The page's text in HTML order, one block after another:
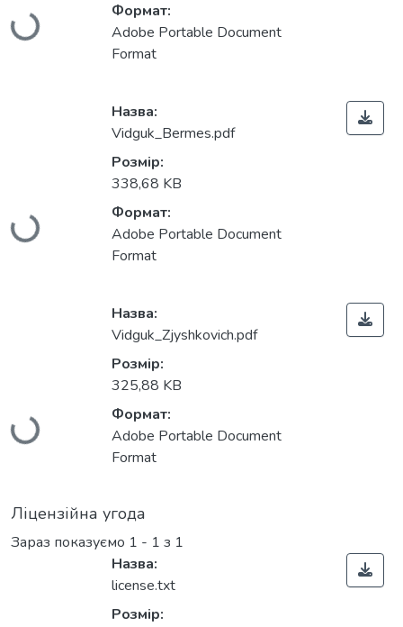
Вантажиться...
Формат:
Adobe Portable Document
Format
Вантажиться...
Назва:
Vidguk_Bermes.pdf
Розмір:
338,68 KB
Формат:
Adobe Portable Document
Format
Вантажиться...
Назва:
Vidguk_Zjyshkovich.pdf
Розмір:
325,88 KB
Формат:
Adobe Portable Document
Format
Ліцензійна угода
Зараз показуємо 1 - 1 з 1
Назва:
license.txt
Розмір: